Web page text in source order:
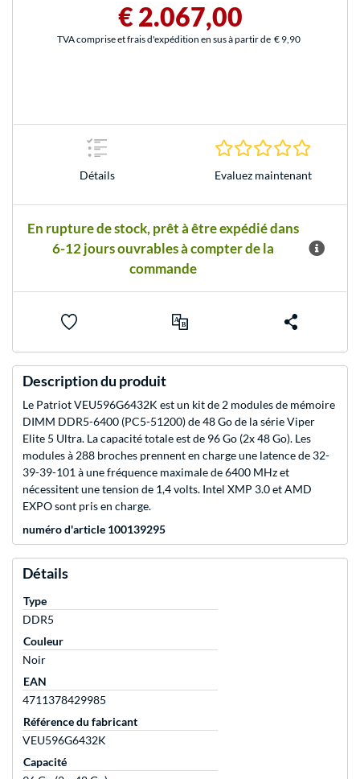
€ 2.067,00
TVA comprise et frais d'expédition en sus à partir de € 9,90
Détails Evaluez maintenant
En rupture de stock, prêt à être expédié dans
6-12 jours ouvrables à compter de la
commande
Description du produit
Le Patriot VEU596G6432K est un kit de 2 modules de mémoire
DIMM DDR5-6400 (PC5-51200) de 48 Go de la série Viper
Elite 5 Ultra. La capacité totale est de 96 Go (2x 48 Go). Les
modules à 288 broches prennent en charge une latence de 32-
39-39-101 à une fréquence maximale de 6400 MHz et
nécessitent une tension de 1,4 volts. Intel XMP 3.0 et AMD
EXPO sont pris en charge.
numéro d'article 100139295
Détails
Type
DDR5
Couleur
Noir
EAN
4711378429985
Référence du fabricant
VEU596G6432K
Capacité